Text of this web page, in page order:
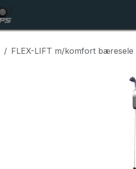
FLEX-LIFT m/komfort bæresele